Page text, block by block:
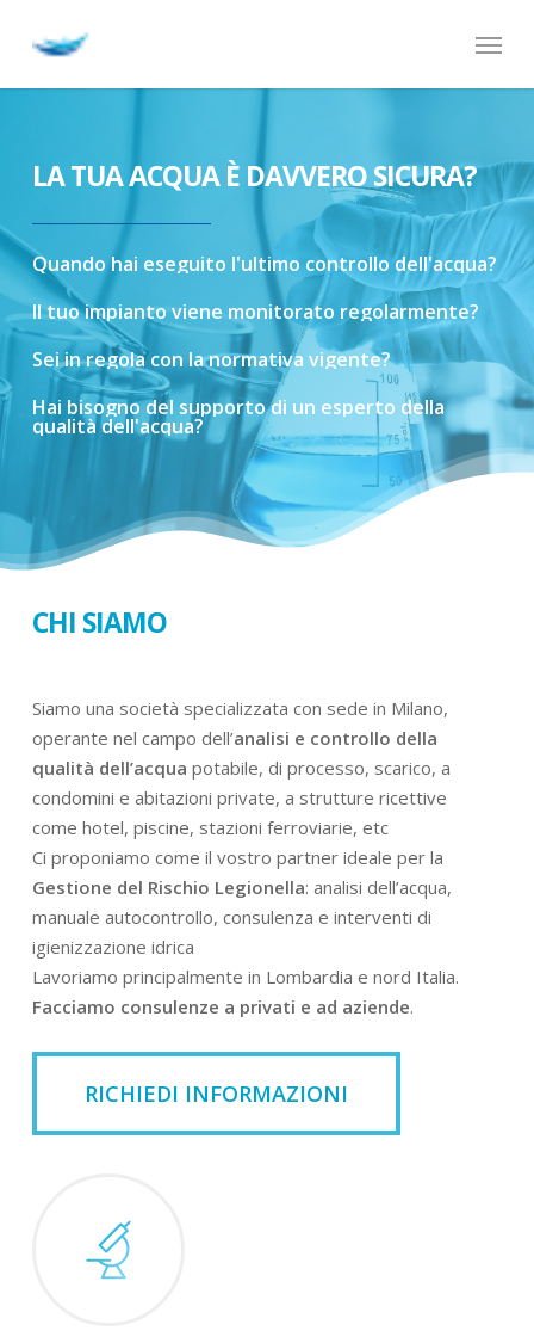
Menu
LA TUA ACQUA È DAVVERO SICURA?
Quando hai eseguito l'ultimo controllo dell'acqua?
Il tuoimpianto viene monitorato regolarmente?
Seiinregola con lanormativa vigente?
Hai bisognodel supportodi un esperto della
qualitàdell'acqua?
CHI SIAMO
Siamo una società specializzata con sede in Milano,
operante nel campo dell’analisi e controllo della
qualità dell’acqua potabile, di processo, scarico, a
condomini e abitazioni private, a strutture ricettive
come hotel, piscine, stazioni ferroviarie, etc
Ci proponiamo come il vostro partner ideale per la
Gestione del Rischio Legionella: analisi dell’acqua,
manuale autocontrollo, consulenza e interventi di
igienizzazione idrica
Lavoriamo principalmente in Lombardia e nord Italia.
Facciamo consulenze a privati e ad aziende.
RICHIEDI INFORMAZIONI